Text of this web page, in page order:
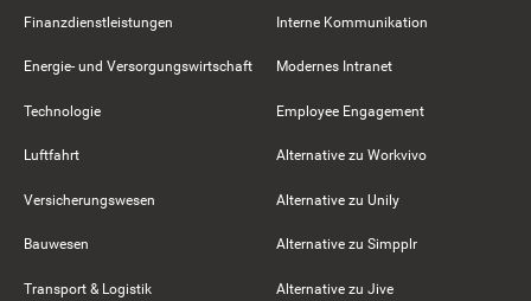
Finanzdienstleistungen
Energie- und Versorgungswirtschaft
Technologie
Luftfahrt
Versicherungswesen
Bauwesen
Transport & Logistik
Interne Kommunikation
Modernes Intranet
Employee Engagement
Alternative zu Workvivo
Alternative zu Unily
Alternative zu Simpplr
Alternative zu Jive